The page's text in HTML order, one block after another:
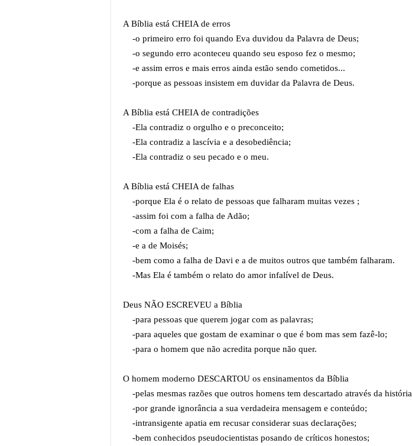
A Bíblia está CHEIA de erros
-o primeiro erro foi quando Eva duvidou da Palavra de Deus;
-o segundo erro aconteceu quando seu esposo fez o mesmo;
-e assim erros e mais erros ainda estão sendo cometidos...
-porque as pessoas insistem em duvidar da Palavra de Deus.
A Bíblia está CHEIA de contradições
-Ela contradiz o orgulho e o preconceito;
-Ela contradiz a lascívia e a desobediência;
-Ela contradiz o seu pecado e o meu.
A Bíblia está CHEIA de falhas
-porque Ela é o relato de pessoas que falharam muitas vezes ;
-assim foi com a falha de Adão;
-com a falha de Caim;
-e a de Moisés;
-bem como a falha de Davi e a de muitos outros que também falharam.
-Mas Ela é também o relato do amor infalível de Deus.
Deus NÃO ESCREVEU a Bíblia
-para pessoas que querem jogar com as palavras;
-para aqueles que gostam de examinar o que é bom mas sem fazê-lo;
-para o homem que não acredita porque não quer.
O homem moderno DESCARTOU os ensinamentos da Bíblia
-pelas mesmas razões que outros homens tem descartado através da história
-por grande ignorância a sua verdadeira mensagem e conteúdo;
-intransigente apatia em recusar considerar suas declarações;
-bem conhecidos pseudocientistas posando de críticos honestos;